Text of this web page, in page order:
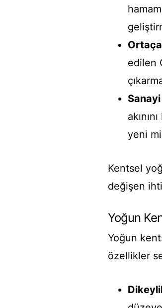
edilen
yeni
Kentsel
değişen
Yoğun
Yoğun
özellikler